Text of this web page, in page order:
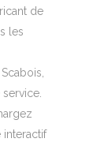
de
les
interactif